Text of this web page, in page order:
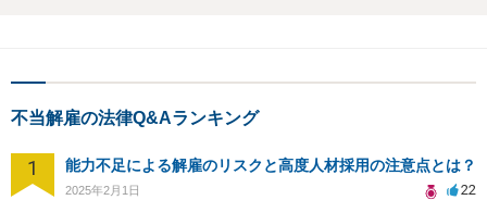
不当解雇の法律Q&Aランキング
1 能力不足による解雇のリスクと高度人材採用の注意点とは？
2025年2月1日 22